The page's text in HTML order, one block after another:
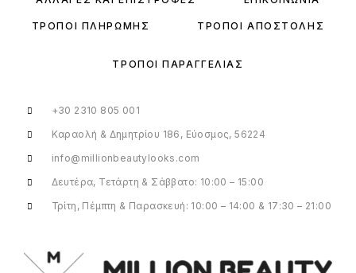
ΤΡΌΠΟΙ ΠΛΗΡΩΜΉΣ ΤΡΌΠΟΙ ΑΠΟΣΤΟΛΉΣ
ΤΡΌΠΟΙ ΠΑΡΑΓΓΕΛΊΑΣ
+30 2310 805 001
Καραολή & Δημητρίου 186, Εύοσμος, 56224
info@millionbeautylooks.com
Δευτέρα, Τετάρτη & Σάββατο: 10:00 – 15:00
Τρίτη, Πέμπτη & Παρασκευή: 10:00 – 14:00 & 17:30 – 21:00